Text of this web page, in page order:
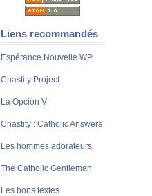
Liens recommandés
Espérance Nouvelle WP
Chastity Project
La Opción V
Chastity : Catholic Answers
Les hommes adorateurs
The Catholic Gentleman
Les bons textes